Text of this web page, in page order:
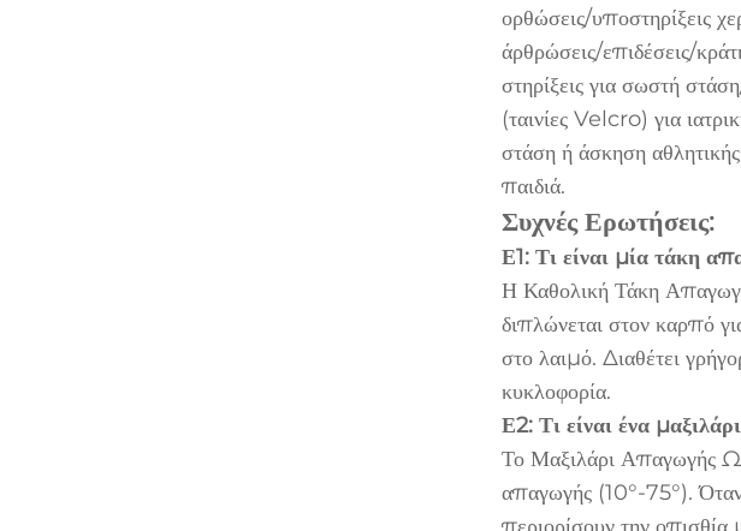
ορθώσεις/υποστηρίξεις
άρθρώσεις/επιδέσεις/
στηρίξεις για σωστή
(ταινίες Velcro) για
στάση ή άσκηση
παιδιά.
Συχνές Ερωτήσεις:
Ε1: Τι είναι μία τάκη
Η Καθολική Τάκη
διπλώνεται στον καρπό
στο λαιμό. Διαθέτει
κυκλοφορία.
Ε2: Τι είναι ένα
Το Μαξιλάρι Απαγωγής
απαγωγής (10°-75°). Όταν